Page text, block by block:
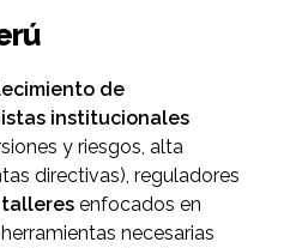
de
institucionales
y riesgos, alta
directivas), reguladores
talleres enfocados en
necesarias